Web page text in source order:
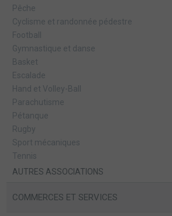
Pêche
Cyclisme et randonnée pédestre
Football
Gymnastique et danse
Basket
Escalade
Hand et Volley-Ball
Parachutisme
Pétanque
Rugby
Sport mécaniques
Tennis
AUTRES ASSOCIATIONS
COMMERCES ET SERVICES